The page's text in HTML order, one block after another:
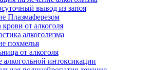
вывод из запоя
Плазмаферезом
крови от алкоголя
алкоголизма
похмелья
от алкоголя
алкогольной интоксикации